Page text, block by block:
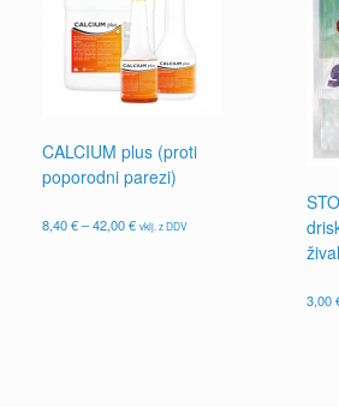
CALCIUM plus (proti
poporodni parezi)
8,40€–42,00€Cenovni
vklj. z DDV
3,00